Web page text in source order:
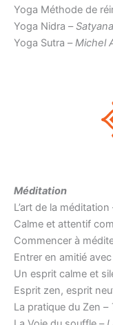
Yoga Méthode de
Yoga Nidra –
Yoga Sutra –Michel
Méditation
L’art de la méditation
Calme et attentif
Commencer à
Entrer en amitié
Un esprit calme et
Esprit zen, esprit
La pratique du Zen –